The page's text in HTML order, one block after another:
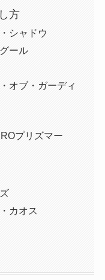
方
シャドウ
ール
オブ・ガーディ
プリズマー
カオス